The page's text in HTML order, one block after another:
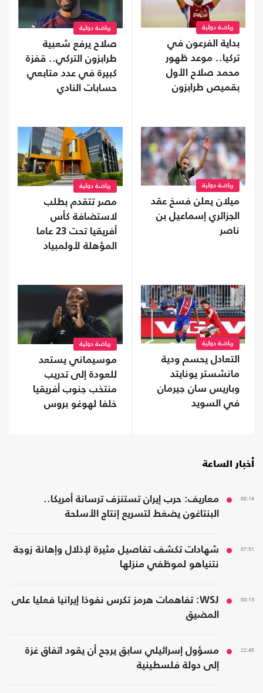
رياضة دولية
بداية الفرعون في
تركيا.. موعد ظهور
محمد صلاح الأول
بقميص طرابزون
رياضة دولية
صلاح يرفع شعبية
طرابزون التركي.. قفزة
كبيرة في عدد متابعي
حسابات النادي
رياضة دولية
ميلان يعلن فسخ عقد
الجزائري إسماعيل بن
ناصر
رياضة دولية
مصر تتقدم بطلب
لاستضافة كأس
أفريقيا تحت 23 عاما
المؤهلة لأولمبياد
رياضة دولية
التعادل يحسم ودية
مانشستر يونايتد
وباريس سان جيرمان
في السويد
رياضة دولية
موسيماني يستعد
للعودة إلى تدريب
منتخب جنوب أفريقيا
خلفا لهوغو بروس
أخبار الساعة
08:14
معاريف: حرب إيران تستنزف ترسانة أمريكا..
البنتاغون يضغط لتسريع إنتاج الأسلحة
07:51
شهادات تكشف تفاصيل مثيرة لإذلال وإهانة زوجة
نتنياهو لموظفي منزلها
00:13
WSJ: تفاهمات هرمز تكرس نفوذا إيرانيا فعليا على
المضيق
22:45
مسؤول إسرائيلي سابق يرجح أن يقود اتفاق غزة
إلى دولة فلسطينية